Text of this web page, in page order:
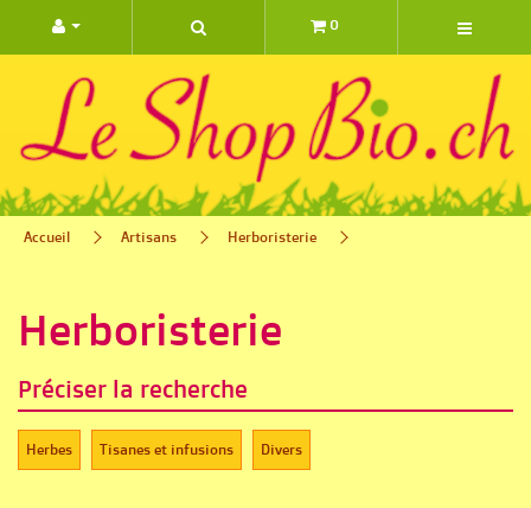
0
Accueil Artisans Herboristerie
Herboristerie
Préciser la recherche
Herbes‎ Tisanes et infusions‎ Divers‎